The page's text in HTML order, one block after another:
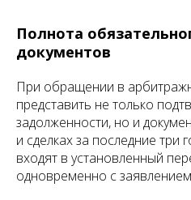
Полнота
документов
При обращении в
представить не только
задолженности, но и
и сделках за последние три
входят в установленный
одновременно с